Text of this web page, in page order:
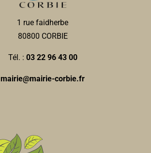
1 rue faidherbe
80800 CORBIE
Tél. : 03 22 96 43 00
mairie@mairie-corbie.fr